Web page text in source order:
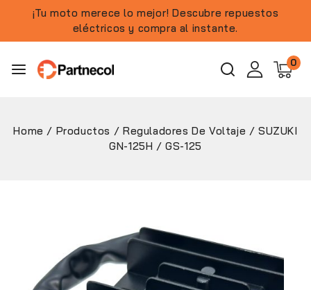
¡Tu moto merece lo mejor! Descubre repuestos
eléctricos y compra al instante.
0
Home / Productos / Reguladores De Voltaje / SUZUKI
GN-125H / GS-125